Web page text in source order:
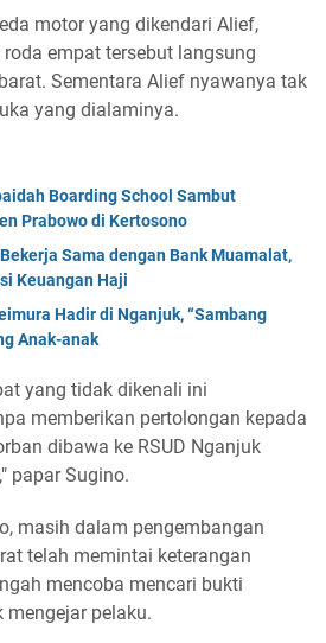
motor yang dikendari Alief,
empat tersebut langsung
Sementara Alief nyawanya tak
yang dialaminya.
Boarding School Sambut
Prabowo di Kertosono
Sama dengan Bank Muamalat,
Keuangan Haji
Hadir di Nganjuk, “Sambang
Anak-anak
yang tidak dikenali ini
memberikan pertolongan kepada
dibawa ke RSUD Nganjuk
papar Sugino.
masih dalam pengembangan
telah memintai keterangan
mencoba mencari bukti
pelaku.